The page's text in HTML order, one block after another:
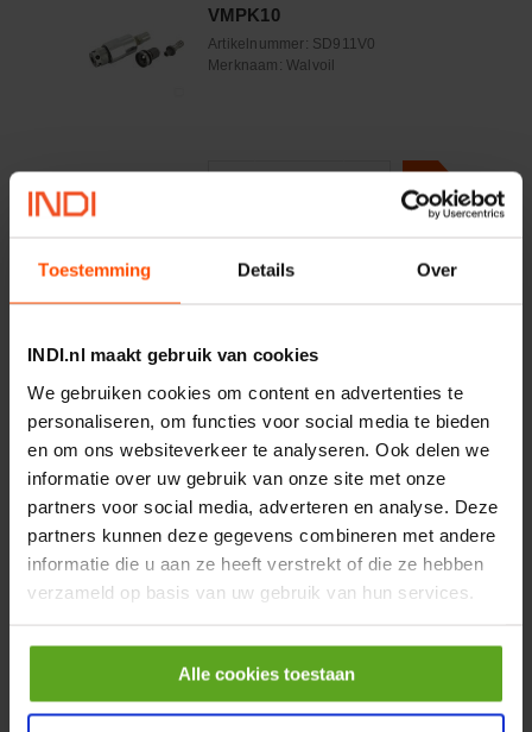
Toestemming Details Over
INDI.nl maakt gebruik van cookies
We gebruiken cookies om content en advertenties te
personaliseren, om functies voor social media te bieden
en om ons websiteverkeer te analyseren. Ook delen we
informatie over uw gebruik van onze site met onze
partners voor social media, adverteren en analyse. Deze
partners kunnen deze gegevens combineren met andere
informatie die u aan ze heeft verstrekt of die ze hebben
verzameld op basis van uw gebruik van hun services.
Alle cookies toestaan
VMPK10
Artikelnummer: SD911V0
Merknaam: Walvoil
Controleer voorraad
Vergelijken
Veer 2 5 20-80 bar groen
Artikelnummer: SD95V02
Merknaam:Walvoil
− +
Controleer voorraad
Vergelijken
Overdrukventiel voor MBV5